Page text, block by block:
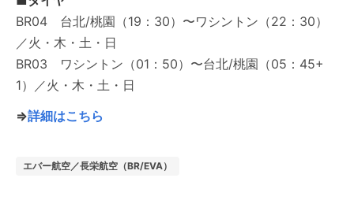
BR04 台北/桃園（19：30）〜ワシントン（22：30）
／火・木・土・日
BR03 ワシントン（01：50）〜台北/桃園（05：45+
1）／火・木・土・日
⇒詳細はこちら
エバー航空／長栄航空（BR/EVA）